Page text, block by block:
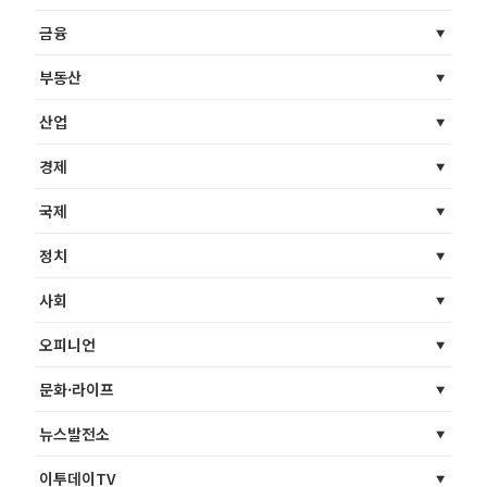
금융
부동산
산업
경제
국제
정치
사회
오피니언
문화·라이프
뉴스발전소
이투데이TV